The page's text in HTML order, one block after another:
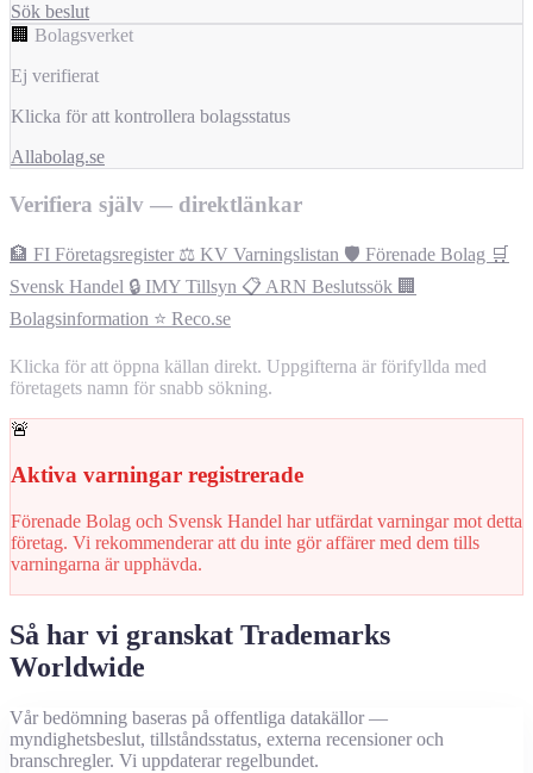
Sök beslut
🏢 Bolagsverket
Ej verifierat
Klicka för att kontrollera bolagsstatus
Allabolag.se
Verifiera själv — direktlänkar
🏦 FI Företagsregister ⚖️ KV Varningslistan 🛡️ Förenade Bolag 🛒
Svensk Handel 🔒 IMY Tillsyn 📋 ARN Beslutssök 🏢
Bolagsinformation ⭐ Reco.se
Klicka för att öppna källan direkt. Uppgifterna är förifyllda med
företagets namn för snabb sökning.
🚨
Aktiva varningar registrerade
Förenade Bolag och Svensk Handel har utfärdat varningar mot detta
företag. Vi rekommenderar att du inte gör affärer med dem tills
varningarna är upphävda.
Så har vi granskat Trademarks
Worldwide
Vår bedömning baseras på offentliga datakällor —
myndighetsbeslut, tillståndsstatus, externa recensioner och
branschregler. Vi uppdaterar regelbundet.